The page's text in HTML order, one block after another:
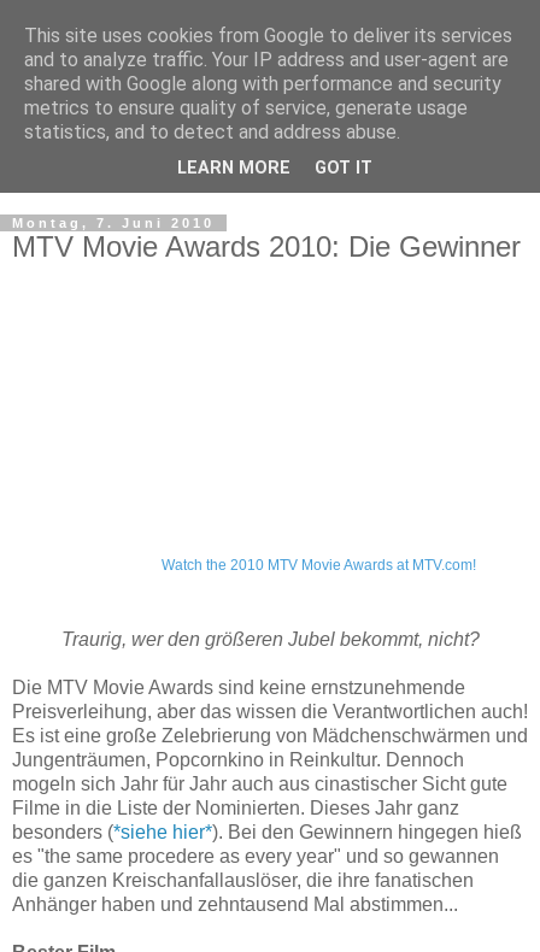
Montag, 7. Juni 2010
MTV Movie Awards 2010: Die Gewinner
Watch the 2010 MTV Movie Awards at MTV.com!
Traurig, wer den größeren Jubel bekommt, nicht?
Die MTV Movie Awards sind keine ernstzunehmende
Preisverleihung, aber das wissen die Verantwortlichen auch!
Es ist eine große Zelebrierung von Mädchenschwärmen und
Jungenträumen, Popcornkino in Reinkultur. Dennoch
mogeln sich Jahr für Jahr auch aus cinastischer Sicht gute
Filme in die Liste der Nominierten. Dieses Jahr ganz
besonders (*siehe hier*). Bei den Gewinnern hingegen hieß
es "the same procedere as every year" und so gewannen
die ganzen Kreischanfallauslöser, die ihre fanatischen
Anhänger haben und zehntausend Mal abstimmen...
This site uses cookies from Google to deliver its services
and to analyze traffic. Your IP address and user-agent are
shared with Google along with performance and security
metrics to ensure quality of service, generate usage
statistics, and to detect and address abuse.
LEARN MORE GOT IT